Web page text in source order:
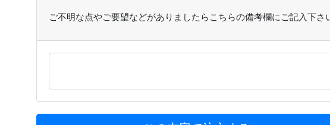
ご不明な点やご要望などがありましたらこちらの備考欄にご記入下さ